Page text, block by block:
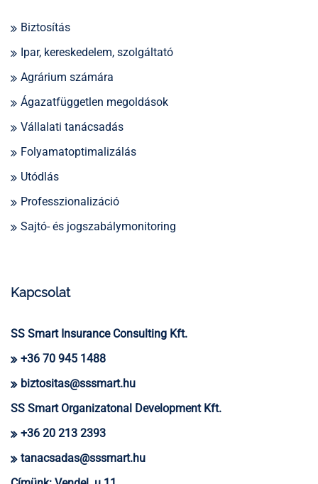
Biztosítás
Ipar, kereskedelem, szolgáltató
Agrárium számára
Ágazatfüggetlen megoldások
Vállalati tanácsadás
Folyamatoptimalizálás
Utódlás
Professzionalizáció
Sajtó- és jogszabálymonitoring
Kapcsolat
SS Smart Insurance Consulting Kft.
+36 70 945 1488
biztositas@sssmart.hu
SS Smart Organizatonal Development Kft.
+36 20 213 2393
tanacsadas@sssmart.hu